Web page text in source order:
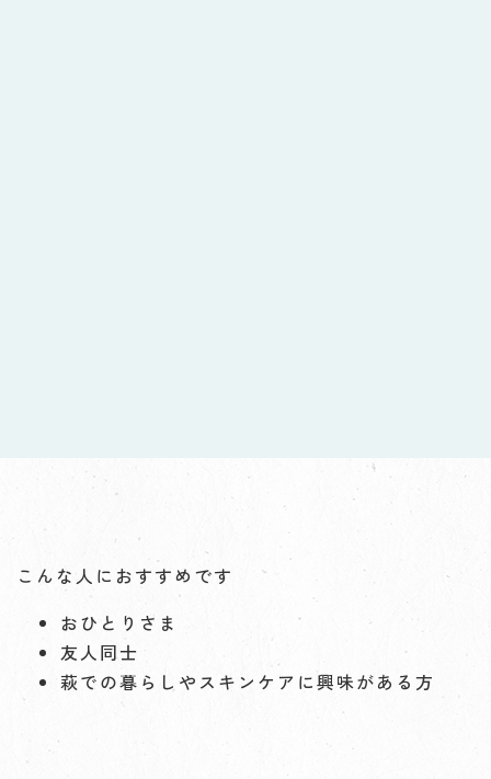
こんな人におすすめです
おひとりさま
友人同士
萩での暮らしやスキンケアに興味がある方